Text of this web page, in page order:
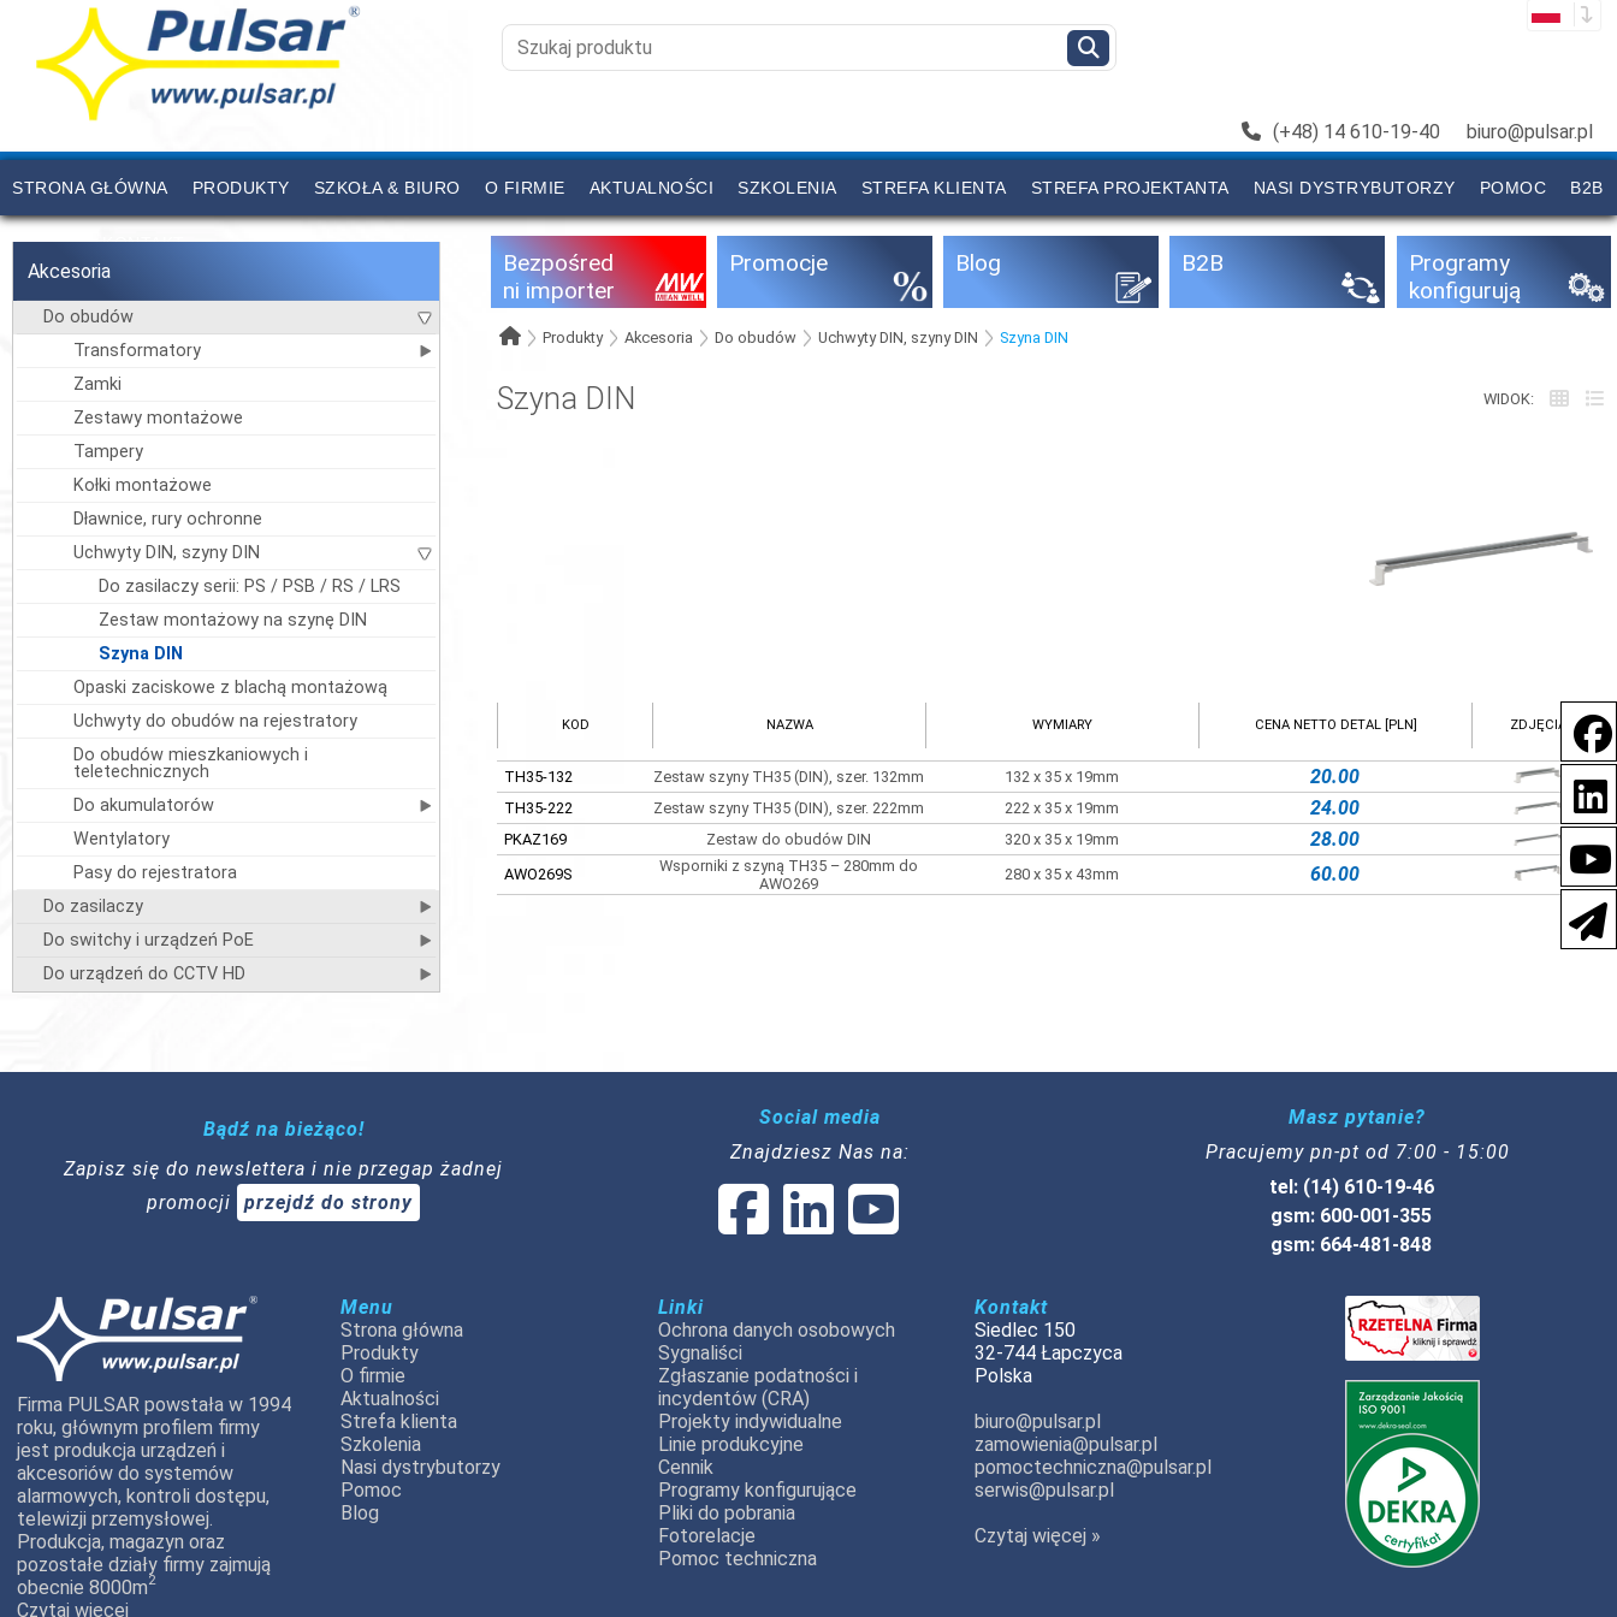
(+48) 14 610-19-40 biuro@pulsar.pl
STRONA GŁÓWNA PRODUKTY SZKOŁA & BIURO O FIRMIE AKTUALNOŚCI SZKOLENIA STREFA KLIENTA STREFA PROJEKTANTA NASI DYSTRYBUTORZY POMOC B2B
CENNIK KONTAKT
Akcesoria
Do obudów
Transformatory
Zamki
Zestawy montażowe
Tampery
Kołki montażowe
Dławnice, rury ochronne
Uchwyty DIN, szyny DIN
Do zasilaczy serii: PS / PSB / RS / LRS
Zestaw montażowy na szynę DIN
Szyna DIN
Opaski zaciskowe z blachą montażową
Uchwyty do obudów na rejestratory
Do obudów mieszkaniowych i
teletechnicznych
Do akumulatorów
Wentylatory
Pasy do rejestratora
Do zasilaczy
Do switchy i urządzeń PoE
Do urządzeń do CCTV HD
Bezpośred
ni importer
Promocje Blog B2B
Programy
konfigurują
Produkty Akcesoria Do obudów Uchwyty DIN, szyny DIN Szyna DIN
Szyna DIN WIDOK:
KOD NAZWA WYMIARY CENA NETTO DETAL [PLN] ZDJĘCIA
TH35-132 Zestaw szyny TH35 (DIN), szer. 132mm 132 x 35 x 19mm 20.00
TH35-222 Zestaw szyny TH35 (DIN), szer. 222mm 222 x 35 x 19mm 24.00
PKAZ169 Zestaw do obudów DIN 320 x 35 x 19mm 28.00
AWO269S
Wsporniki z szyną TH35 – 280mm do
AWO269
280 x 35 x 43mm 60.00
Bądź na bieżąco!
Zapisz się do newslettera i nie przegap żadnej
promocji
przejdź do strony
Social media
Znajdziesz Nas na:
Masz pytanie?
Pracujemy pn-pt od 7:00 - 15:00
tel: (14) 610-19-46
gsm: 600-001-355
gsm: 664-481-848
Firma PULSAR powstała w 1994
roku, głównym profilem firmy
jest produkcja urządzeń i
akcesoriów do systemów
alarmowych, kontroli dostępu,
telewizji przemysłowej.
Produkcja, magazyn oraz
pozostałe działy firmy zajmują
obecnie 8000m2
Czytaj więcej
Menu
Strona główna
Produkty
O firmie
Aktualności
Strefa klienta
Szkolenia
Nasi dystrybutorzy
Pomoc
Blog
Linki
Ochrona danych osobowych
Sygnaliści
Zgłaszanie podatności i
incydentów (CRA)
Projekty indywidualne
Linie produkcyjne
Cennik
Programy konfigurujące
Pliki do pobrania
Fotorelacje
Pomoc techniczna
Kontakt
Siedlec 150
32-744 Łapczyca
Polska
biuro@pulsar.pl
zamowienia@pulsar.pl
pomoctechniczna@pulsar.pl
serwis@pulsar.pl
Czytaj więcej »